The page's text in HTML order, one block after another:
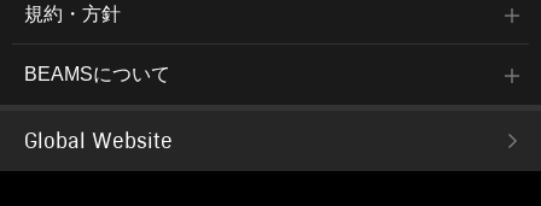
規約・方針
BEAMSについて
Global Website